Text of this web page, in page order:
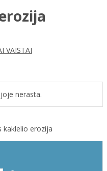
VAISTAI
nerasta.
kaklelio erozija